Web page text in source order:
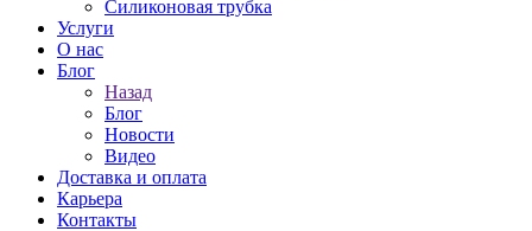
Силиконовая трубка
Услуги
О нас
Блог
Назад
Блог
Новости
Видео
Доставка и оплата
Карьера
Контакты